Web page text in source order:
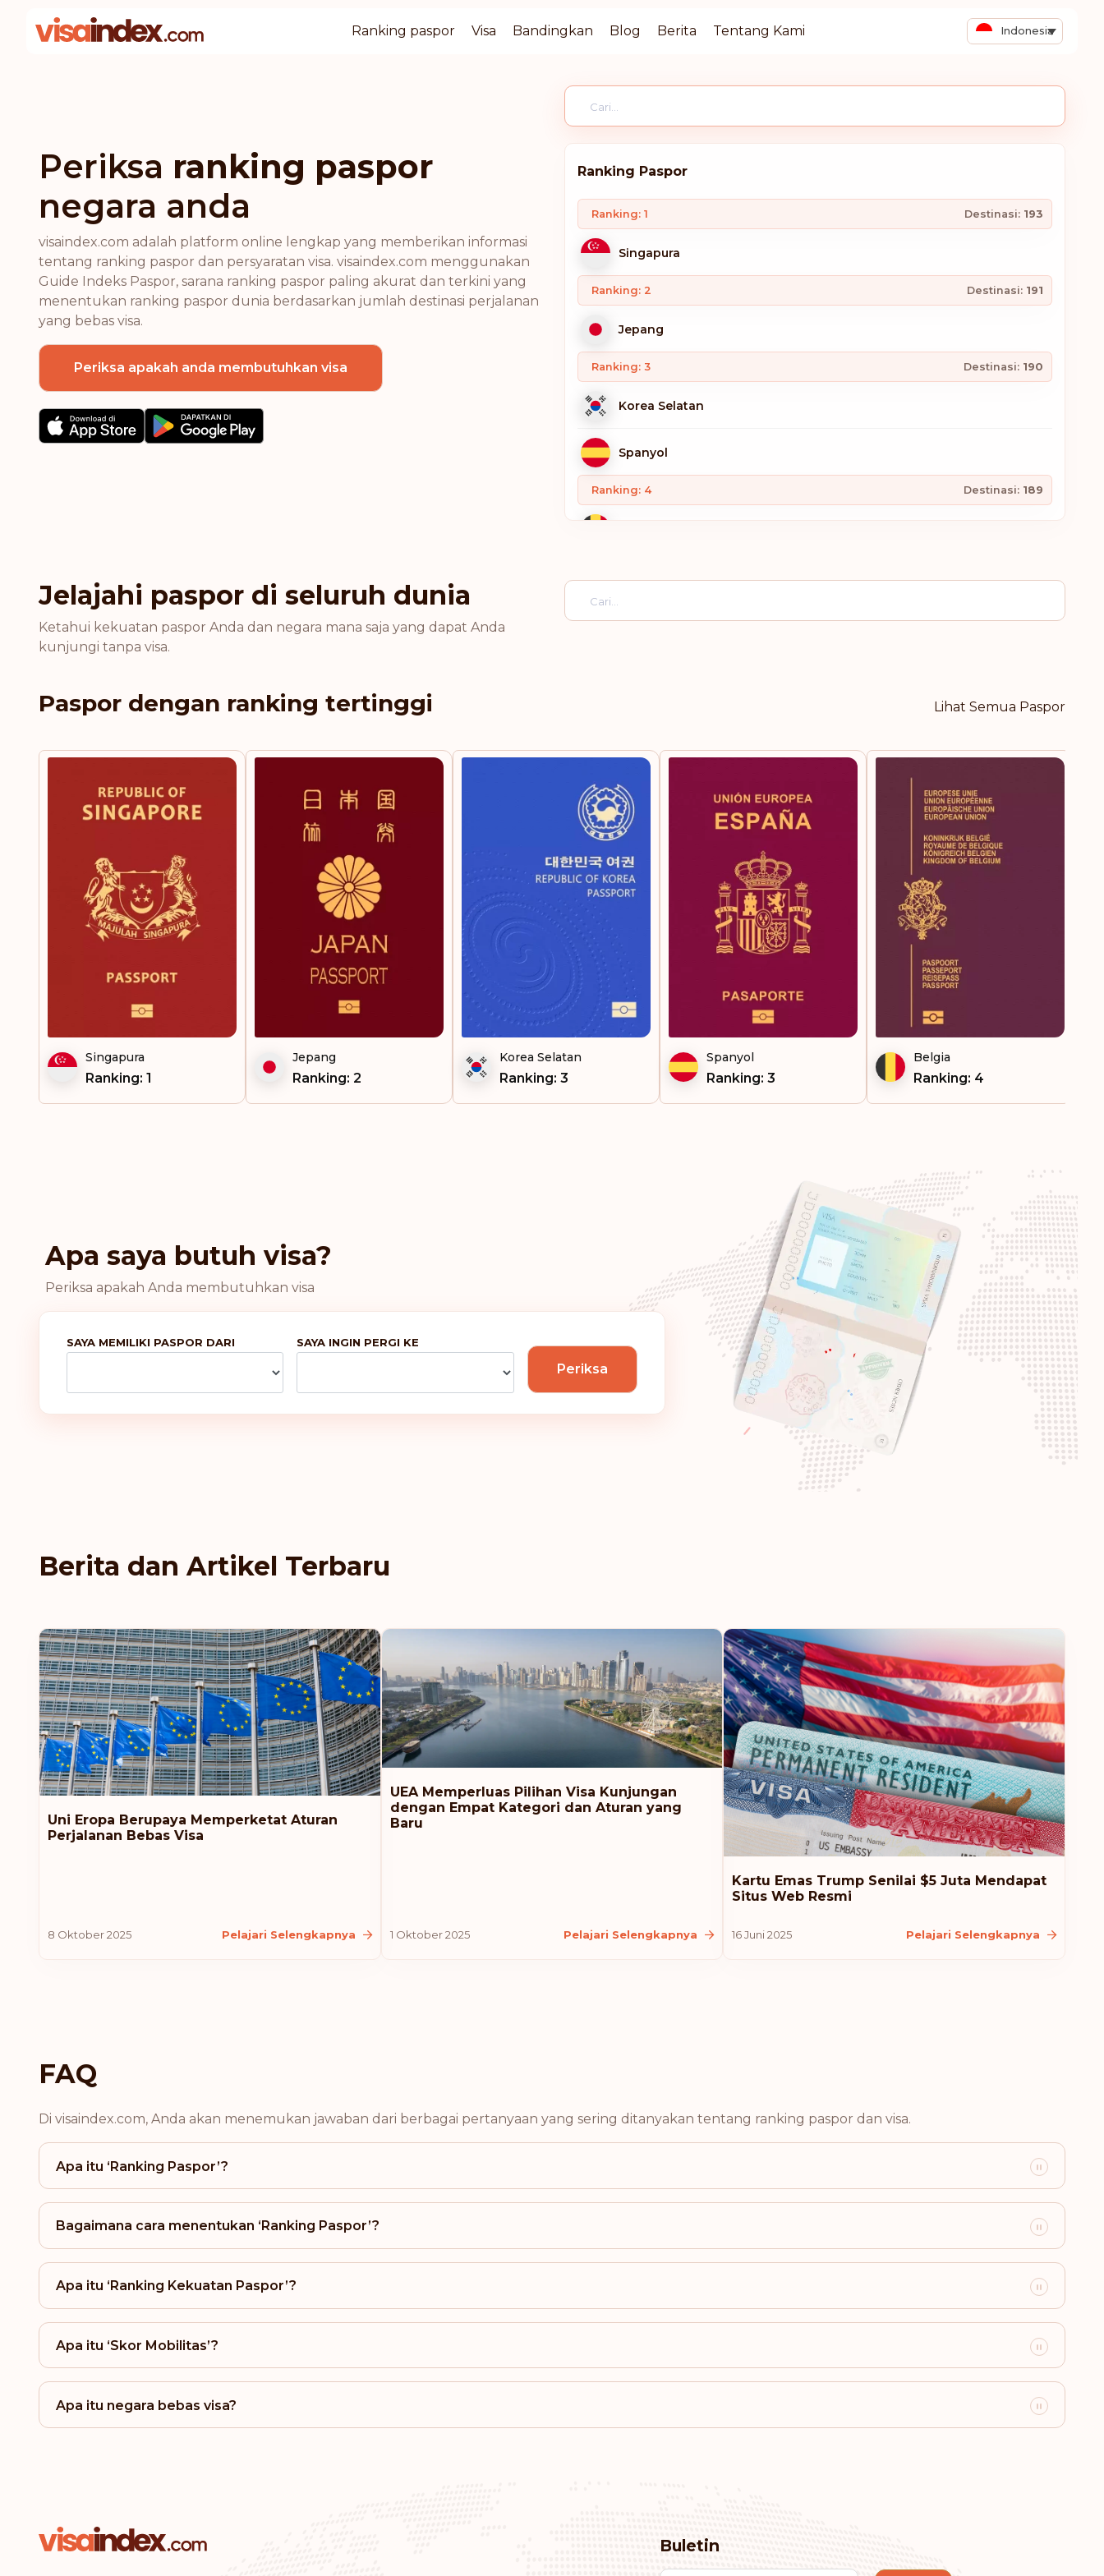
Indonesia
Ranking paspor Visa Bandingkan Blog Berita Tentang Kami
Periksa ranking paspor
negara anda
visaindex.com adalah platform online lengkap yang memberikan informasi
tentang ranking paspor dan persyaratan visa. visaindex.com menggunakan
Guide Indeks Paspor, sarana ranking paspor paling akurat dan terkini yang
menentukan ranking paspor dunia berdasarkan jumlah destinasi perjalanan
yang bebas visa.
Periksa apakah anda membutuhkan visa
Ranking Paspor
Ranking: 1 Destinasi: 193
Singapura
Ranking: 2 Destinasi: 191
Jepang
Ranking: 3 Destinasi: 190
Korea Selatan
Spanyol
Ranking: 4 Destinasi: 189
Jerman
Belanda
Norwegia
Swedia
Ranking: 5
Austria
Denmark
Inggris
Ranking: 6 Destinasi:187
Hungaria
186
Slovakia
Slovenia
Uni Emirat Arab
Destinasi:184
Estonia
Malaysia
Kroasia
Lituania
Amerika Serikat
180
Monako
Ranking: 12 Destinasi:179
Jelajahi paspor di seluruh dunia
Ketahui kekuatan paspor Anda dan negara mana saja yang dapat Anda
kunjungi tanpa visa.
Paspor dengan ranking tertinggi Lihat Semua Paspor
Singapura
Ranking: 1
Jepang
Ranking: 2
Korea Selatan
Ranking: 3
Spanyol
Ranking: 3
Belgia
Ranking: 4
Apa saya butuh visa?
Periksa apakah Anda membutuhkan visa
SAYA MEMILIKI PASPOR DARI SAYA INGIN PERGI KE
Periksa
Berita dan Artikel Terbaru
Uni Eropa Berupaya Memperketat Aturan
Perjalanan Bebas Visa
8 Oktober 2025 Pelajari Selengkapnya
UEA Memperluas Pilihan Visa Kunjungan
dengan Empat Kategori dan Aturan yang
Baru
1 Oktober 2025 Pelajari Selengkapnya
Kartu Emas Trump Senilai $5 Juta Mendapat
Situs Web Resmi
16 Juni 2025 Pelajari Selengkapnya
FAQ
Di visaindex.com, Anda akan menemukan jawaban dari berbagai pertanyaan yang sering ditanyakan tentang ranking paspor dan visa.
Apa itu ‘Ranking Paspor’?
Bagaimana cara menentukan ‘Ranking Paspor’?
Apa itu ‘Ranking Kekuatan Paspor’?
Apa itu ‘Skor Mobilitas’?
Apa itu negara bebas visa?
Buletin